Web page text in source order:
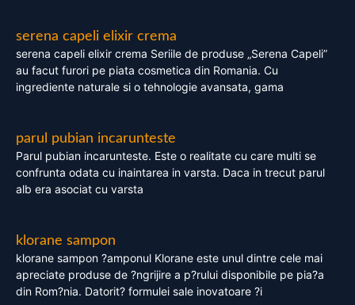
serena capeli elixir crema
serena capeli elixir crema Seriile de produse „Serena Capeli”
au facut furori pe piata cosmetica din Romania. Cu
ingrediente naturale si o tehnologie avansata, gama
parul pubian incarunteste
Parul pubian incarunteste. Este o realitate cu care multi se
confrunta odata cu inaintarea in varsta. Daca in trecut parul
alb era asociat cu varsta
klorane sampon
klorane sampon ?amponul Klorane este unul dintre cele mai
apreciate produse de ?ngrijire a p?rului disponibile pe pia?a
din Rom?nia. Datorit? formulei sale inovatoare ?i